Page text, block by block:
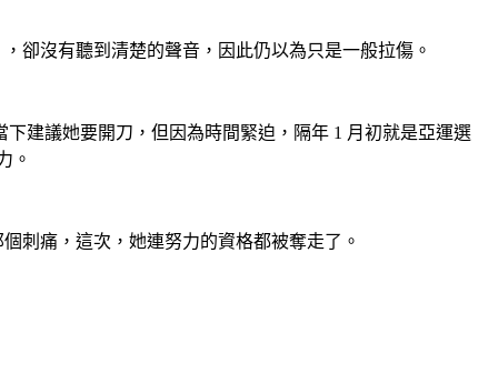
卻沒有聽到清楚的聲音，因此仍以為只是一般拉傷。
建議她要開刀，但因為時間緊迫，隔年 1 月初就是亞運選
。
刺痛，這次，她連努力的資格都被奪走了。